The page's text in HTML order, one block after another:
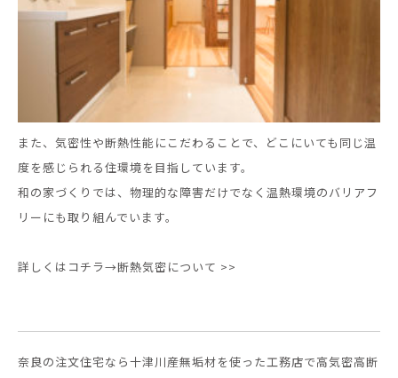
また、気密性や断熱性能にこだわることで、どこにいても同じ温
度を感じられる住環境を目指しています。
和の家づくりでは、物理的な障害だけでなく温熱環境のバリアフ
リーにも取り組んでいます。
詳しくはコチラ→断熱気密について >>
奈良の注文住宅なら十津川産無垢材を使った工務店で高気密高断